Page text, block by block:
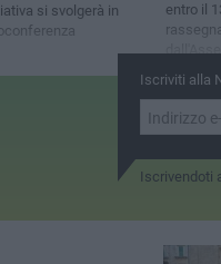
si svolgerà in
entro il
del
Iscriviti alla
Iscrivendoti